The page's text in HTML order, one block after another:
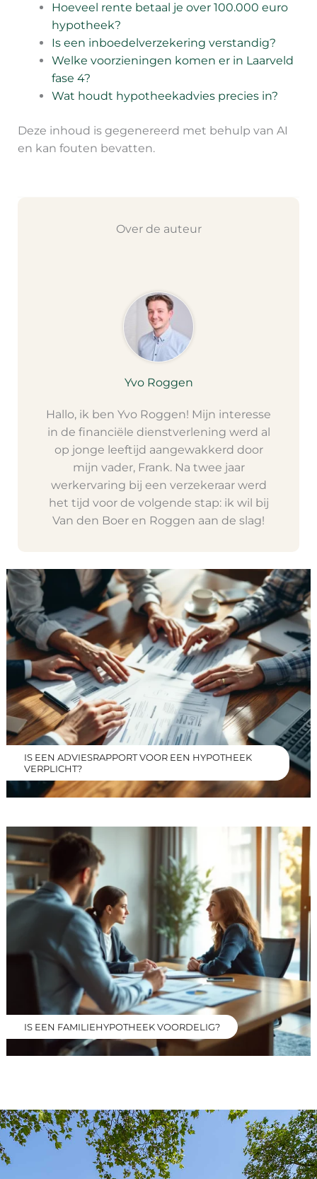
Hoeveel rente betaal je over 100.000 euro
hypotheek?
Is een inboedelverzekering verstandig?
Welke voorzieningen komen er in Laarveld
fase 4?
Wat houdt hypotheekadvies precies in?
Deze inhoud is gegenereerd met behulp van AI
en kan fouten bevatten.
Over de auteur
Yvo Roggen
Hallo, ik ben Yvo Roggen! Mijn interesse
in de financiële dienstverlening werd al
op jonge leeftijd aangewakkerd door
mijn vader, Frank. Na twee jaar
werkervaring bij een verzekeraar werd
het tijd voor de volgende stap: ik wil bij
Van den Boer en Roggen aan de slag!
IS EEN ADVIESRAPPORT VOOR EEN HYPOTHEEK
VERPLICHT?
IS EEN FAMILIEHYPOTHEEK VOORDELIG?